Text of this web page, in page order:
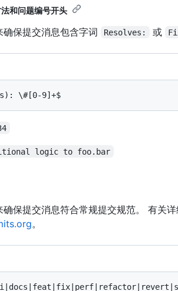
和问题编号开头
保提交消息包含字词 Resolves: 或
logic to foo.bar
保提交消息符合常规提交规范。 有关
。